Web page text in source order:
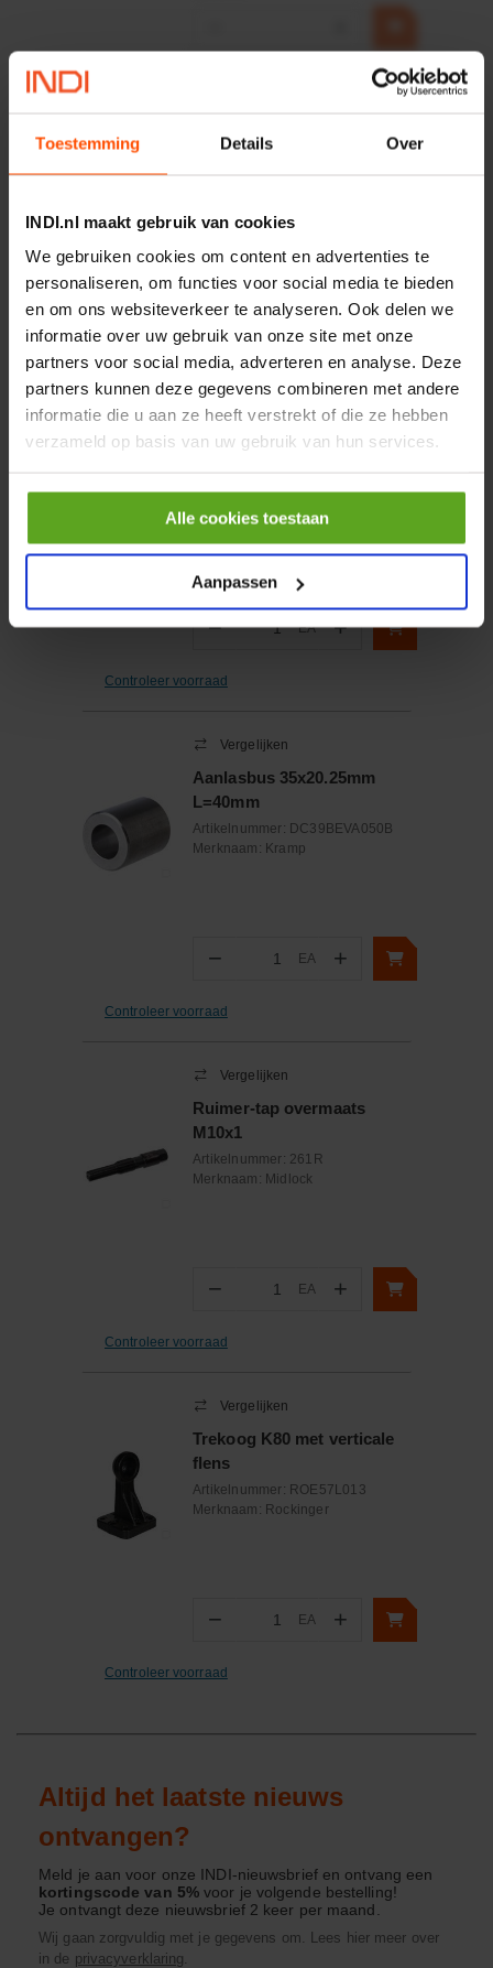
Toestemming Details Over
INDI.nl maakt gebruik van cookies
We gebruiken cookies om content en advertenties te
personaliseren, om functies voor social media te bieden
en om ons websiteverkeer te analyseren. Ook delen we
informatie over uw gebruik van onze site met onze
partners voor social media, adverteren en analyse. Deze
partners kunnen deze gegevens combineren met andere
informatie die u aan ze heeft verstrekt of die ze hebben
verzameld op basis van uw gebruik van hun services.
Alle cookies toestaan
Aanpassen
HP 12 MOTOR B14 380VAC
Merknaam:Emmegi
incl. BTW
− +
Onlangs bekeken:
Vergelijken
Glijlagerbus 12x18x16mm
Merknaam:GLT/LHG
− Aantal
EA +
Controleer voorraad
Vergelijken
Aanlasbus 35x20.25mm
L=40mm
Artikelnummer: DC39BEVA050B
Merknaam: Kramp
− Aantal
EA +
Controleer voorraad
Vergelijken
Ruimer-tap overmaats
M10x1
Artikelnummer: 261R
Merknaam: Midlock
− Aantal
EA +
Controleer voorraad
Vergelijken
Trekoog K80 met verticale
flens
Artikelnummer: ROE57L013
Merknaam: Rockinger
− Aantal
EA +
Controleer voorraad
Altijd het laatste nieuws
ontvangen?
Meld je aan voor onze INDI-nieuwsbrief en ontvang een
kortingscode van 5%voor je volgende bestelling!
Je ontvangt deze nieuwsbrief 2 keer per maand.
Wij gaan zorgvuldig met je gegevens om. Lees hier meer over
in de privacyverklaring.